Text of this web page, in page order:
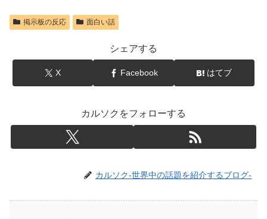
掲示板の反応 面白い話
シェアする
X Facebook はてブ
カルソクをフォローする
カルソク-世界中の話題を紹介するブログ-